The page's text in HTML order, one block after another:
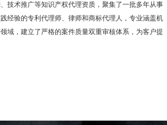
技术推广等知识产权代理资质，聚集了一批多年从事
经验的专利代理师、律师和商标代理人，专业涵盖机
域，建立了严格的案件质量双重审核体系，为客户提